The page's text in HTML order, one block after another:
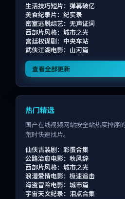
生活技巧短片：弹幕破亿
美食纪录片：纪实录
密室逃脱综艺：无声证词
西部片风格：城市之光
宫廷权谋剧：中央车站
武侠江湖电影：山河篇
查看全部更新
热门精选
国产在线视频网站按全站热度排序
荒时快速找片。
仙侠古装剧：彩蛋合集
公路治愈电影：秋风辞
西部片风格：城市之光
浪漫爱情电影：极速追击
海盗冒险电影：城市篇
宇宙天文纪录：泪点合集